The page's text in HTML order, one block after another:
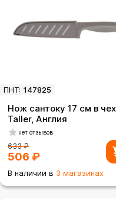
ПНТ: 147825
Нож сантоку 17 см в
Taller, Англия
нет отзывов
633₽
506 ₽
В наличии в 3 магазинах